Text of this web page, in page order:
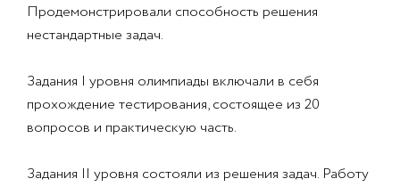
Продемонстрировали способность решения
нестандартные задач.
Задания I уровня олимпиады включали в себя
прохождение тестирования, состоящее из 20
вопросов и практическую часть.
Задания II уровня состояли из решения задач. Работу